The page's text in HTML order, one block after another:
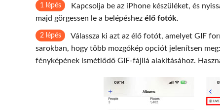
1 lépés Kapcsolja be az iPhone készüléket, és
majd görgessen le a belépéshez élő fotók.
2 lépés Válassza ki azt az élő fotót, amelyet GIF
sarokban, hogy több mozgókép opciót jelenítsen
fényképének ismétlődő GIF-fájllá alakításához.